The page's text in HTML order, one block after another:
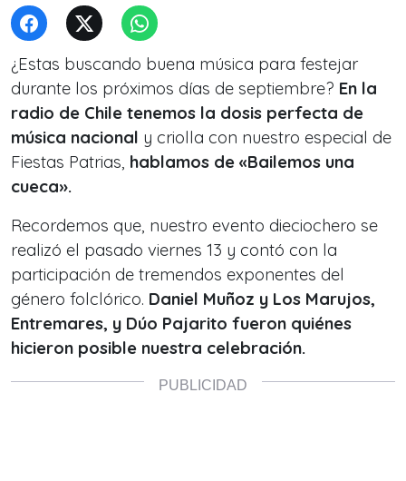
¿Estas buscando buena música para festejar
durante los próximos días de septiembre? En la
radio de Chile tenemos la dosis perfecta de
música nacional y criolla con nuestro especial de
Fiestas Patrias, hablamos de «Bailemos una
cueca».
Recordemos que, nuestro evento dieciochero se
realizó el pasado viernes 13 y contó con la
participación de tremendos exponentes del
género folclórico. Daniel Muñoz y Los Marujos,
Entremares, y Dúo Pajarito fueron quiénes
hicieron posible nuestra celebración.